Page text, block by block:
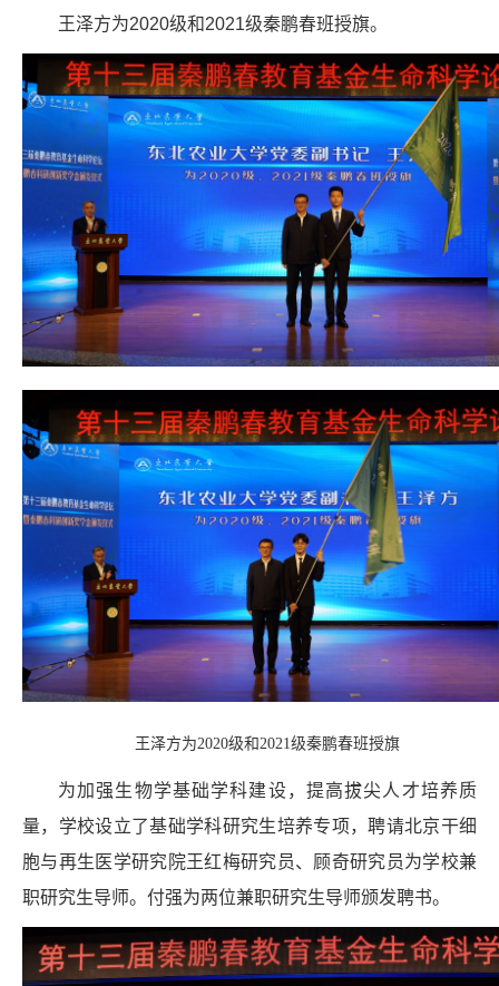
王泽方为2020级和2021级秦鹏春班授旗。
王泽方为2020级和2021级秦鹏春班授旗
为加强生物学基础学科建设，提高拔尖人才培养质
量，学校设立了基础学科研究生培养专项，聘请北京干细
胞与再生医学研究院王红梅研究员、顾奇研究员为学校兼
职研究生导师。付强为两位兼职研究生导师颁发聘书。